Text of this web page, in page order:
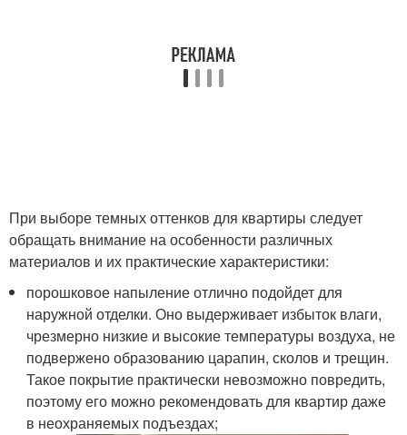
При выборе темных оттенков для квартиры следует
обращать внимание на особенности различных
материалов и их практические характеристики:
порошковое напыление отлично подойдет для
наружной отделки. Оно выдерживает избыток влаги,
чрезмерно низкие и высокие температуры воздуха, не
подвержено образованию царапин, сколов и трещин.
Такое покрытие практически невозможно повредить,
поэтому его можно рекомендовать для квартир даже
в неохраняемых подъездах;